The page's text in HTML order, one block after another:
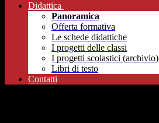
Didattica
Panoramica
Offerta formativa
Le schede didattiche
I progetti delle classi
I progetti scolastici (archivio)
Libri di testo
Contatti